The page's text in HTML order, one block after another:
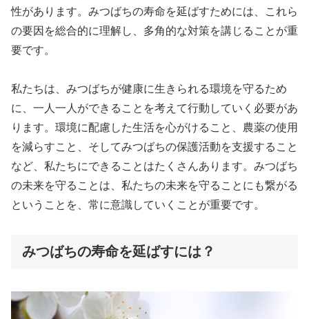
性があります。みつばちの寿命を延ばすためには、これら
の要因を総合的に理解し、多角的な対策を講じることが重
要です。
私たちは、みつばちが健康に生きられる環境を守るため
に、一人一人ができることを考えて行動していく必要があ
ります。環境に配慮した生活を心がけること、農薬の使用
を減らすこと、そしてみつばちの保護活動を支援すること
など、私たちにできることはたくさんあります。みつばち
の未来を守ることは、私たちの未来を守ることにも繋がる
ということを、常に意識していくことが重要です。
みつばちの寿命を延ばすには？